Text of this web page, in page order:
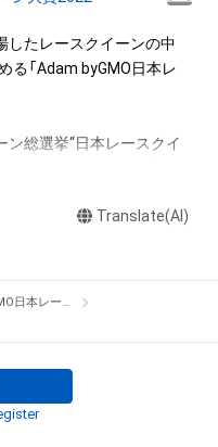
隣接権の権利者またはそ
の同意なしに、上記の「本
囲を超えた行為、知的財産
ますが、これに限定されま
ついては、公序良俗や法令
用など、作成者が不適切
したレースクイーンの中
る「Adam byGMO日本レ
総選挙“日本レースクイ
なる新人部門とレースク
果たしました。2022年は
イーンが栄冠を掴むので
Translate(AI)
Adam byGMO日本レースクイーン大賞2022